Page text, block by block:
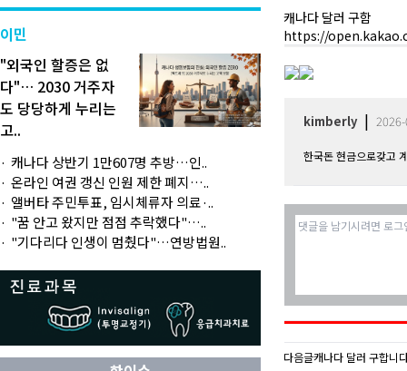
이민
"외국인 할증은 없
다"… 2030 거주자
도 당당하게 누리는
고..
캐나다 상반기 1만607명 추방…인..
온라인 여권 갱신 인원 제한 폐지…..
앨버타 주민투표, 임시체류자 의료·..
"꿈 안고 왔지만 점점 추락했다"…..
"기다리다 인생이 멈췄다"…연방법원..
캐나다 달러 구함
https://
kimberly|
한국돈 현금으로갖고
다음글캐나다 달러 구합니